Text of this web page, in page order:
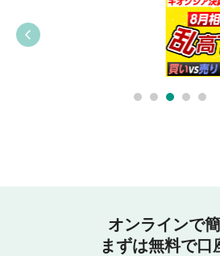
オンラインで簡
まずは無料で口